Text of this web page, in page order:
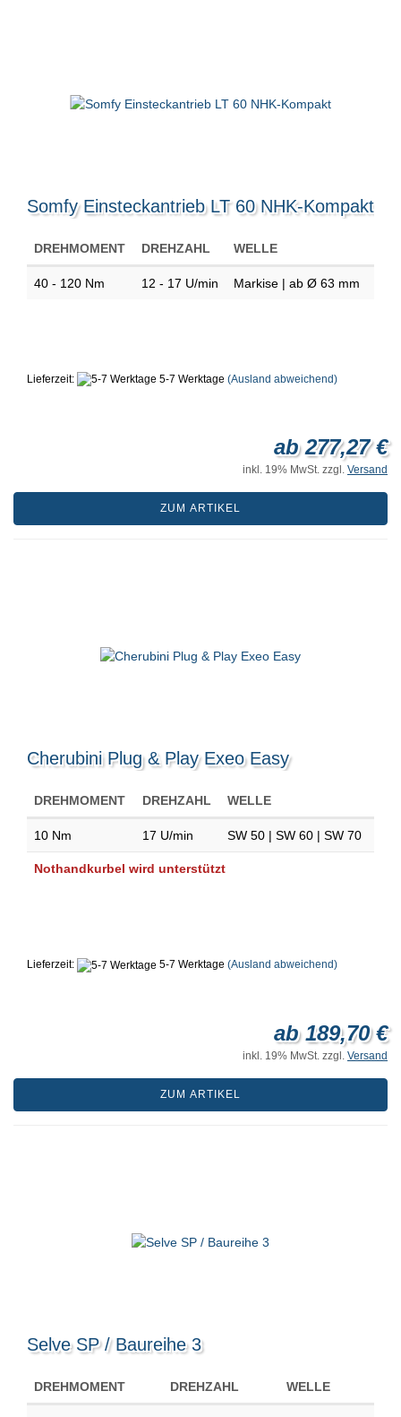
Somfy Einsteckantrieb LT 60 NHK-Kompakt
DREHMOMENT DREHZAHL WELLE
40 - 120 Nm 12 - 17 U/min Markise | ab Ø 63 mm
Lieferzeit: 5-7 Werktage (Ausland abweichend)
ab 277,27 €
inkl. 19% MwSt. zzgl. Versand
ZUM ARTIKEL
Cherubini Plug & Play Exeo Easy
DREHMOMENT DREHZAHL WELLE
10 Nm 17 U/min SW 50 | SW 60 | SW 70
Nothandkurbel wird unterstützt
Lieferzeit: 5-7 Werktage (Ausland abweichend)
ab 189,70 €
inkl. 19% MwSt. zzgl. Versand
ZUM ARTIKEL
Selve SP / Baureihe 3
DREHMOMENT DREHZAHL WELLE